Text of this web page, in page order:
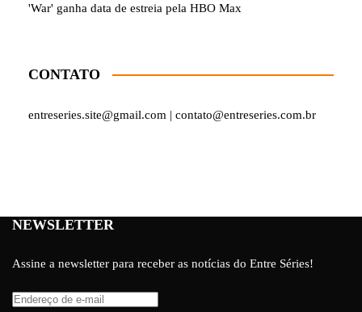
'War' ganha data de estreia pela HBO Max
CONTATO
entreseries.site@gmail.com | contato@entreseries.com.br
NEWSLETTER
Assine a newsletter para receber as notícias do Entre Séries!
Endereço